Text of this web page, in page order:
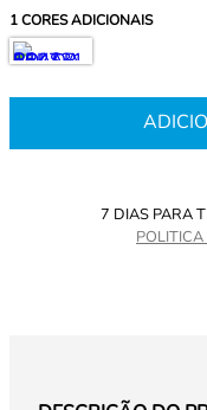
1CORES ADICIONAIS
7 DIAS PARA